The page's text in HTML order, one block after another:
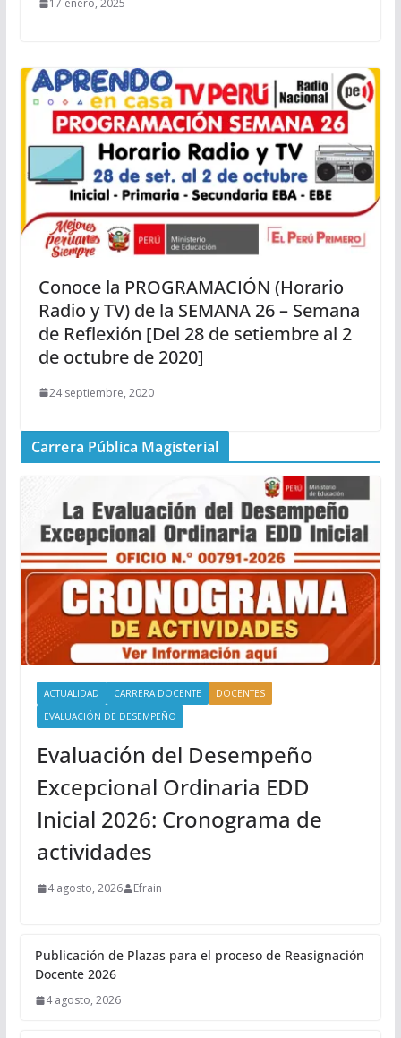
17 enero, 2025
Conoce la PROGRAMACIÓN (Horario
Radio y TV) de la SEMANA 26 – Semana
de Reflexión [Del 28 de setiembre al 2
de octubre de 2020]
24 septiembre, 2020
Carrera Pública Magisterial
ACTUALIDAD CARRERA DOCENTE
DOCENTES
EVALUACIÓN DE DESEMPEÑO
Evaluación del Desempeño
Excepcional Ordinaria EDD
Inicial 2026: Cronograma de
actividades
4 agosto, 2026 Efrain
Publicación de Plazas para el proceso de Reasignación
Docente 2026
4 agosto, 2026